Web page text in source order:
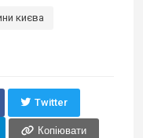
києва
Twitter
Копіювати